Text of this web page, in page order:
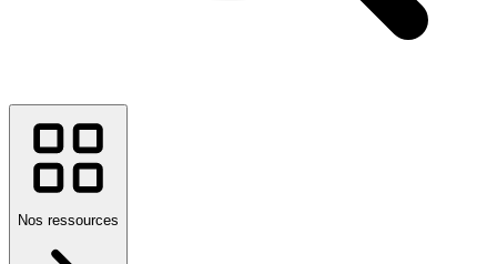
Nos ressources